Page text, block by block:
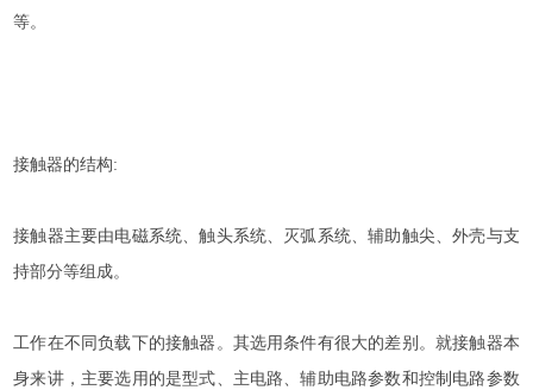
等。
接触器的结构:
接触器主要由电磁系统、触头系统、灭弧系统、辅助触尖、外壳与支
持部分等组成。
工作在不同负载下的接触器。其选用条件有很大的差别。就接触器本
身来讲，主要选用的是型式、主电路、辅助电路参数和控制电路参数